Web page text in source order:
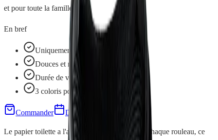
et pour toute la famille !
En bref
Uniquement à l'eau
Douces et non irritantes
Durée de vie maximale
3 coloris pour la famille
Commander Demo gratuite
Le papier toilette a l'air innocent, mais derrière chaque rouleau, ce